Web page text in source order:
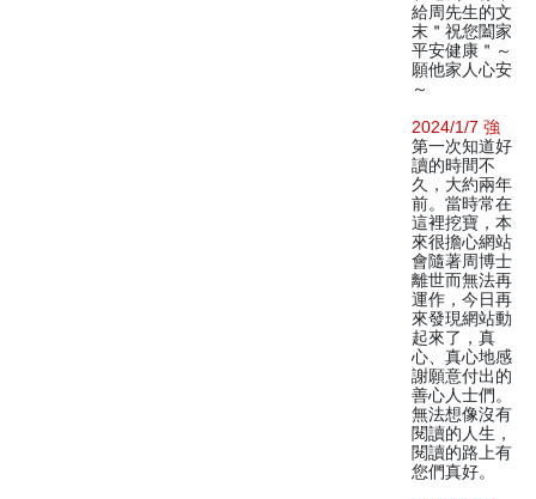
給周先生的文
末＂祝您闔家
平安健康＂～
願他家人心安
～
2024/1/7 強
第一次知道好
讀的時間不
久，大約兩年
前。當時常在
這裡挖寶，本
來很擔心網站
會隨著周博士
離世而無法再
運作，今日再
來發現網站動
起來了，真
心、真心地感
謝願意付出的
善心人士們。
無法想像沒有
閱讀的人生，
閱讀的路上有
您們真好。